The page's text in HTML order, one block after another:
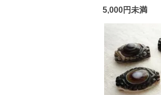
5,000円未満